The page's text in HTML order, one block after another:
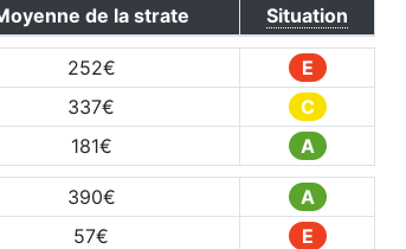
de la strate Situation
252€
E
337€
C
181€ A
390€
A
57€
E